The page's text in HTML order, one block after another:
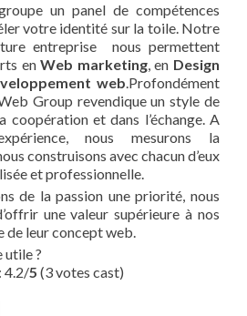
un panel de compétences
votre identité sur la toile. Notre
entreprise nous permettent
enWeb marketing, en Design
web.Profondément
Group revendique un style de
coopération et dans l’échange. A
nous mesurons la
construisons avec chacun d’eux
et professionnelle.
de la passion une priorité, nous
une valeur supérieure à nos
de leur concept web.
utile ?
4.2/5 (3 votes cast)